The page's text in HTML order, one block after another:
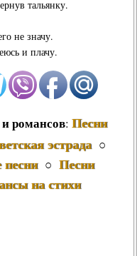
тальянку.
не значу.
и плачу.
романсов: Песни
эстрада○
○ Песни
на стихи